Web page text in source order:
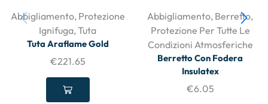
Abbigliamento, Protezione
Ignifuga,Tuta
Tuta Araflame Gold
€221.65
Abbigliamento, Berretto,
Protezione Per Tutte Le
Condizioni Atmosferiche
Berretto Con Fodera
Insulatex
€6.05